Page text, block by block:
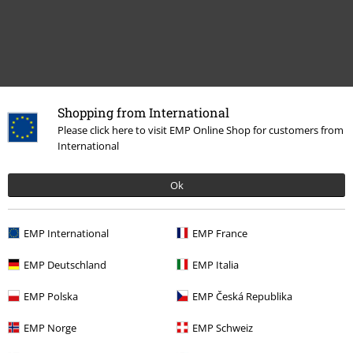
Shopping from International
Please click here to visit EMP Online Shop for customers from
International
Ok
EMP International EMP France
EMP Deutschland EMP Italia
EMP Polska EMP Česká Republika
EMP Norge EMP Schweiz